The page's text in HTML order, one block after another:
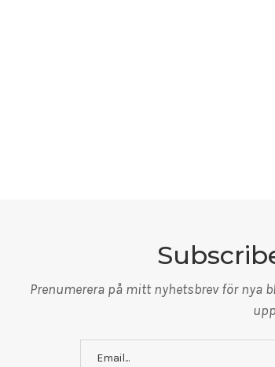
Prenumerera på mitt nyhetsbrev för nya